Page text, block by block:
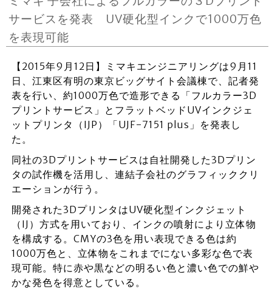
サービスを発表 UV硬化型インクで1000万色
を表現可能
【2015年9月12日】ミマキエンジニアリングは9月11
日、江東区有明の東京ビッグサイト会議棟で、記者発
表を行い、約1000万色で造形できる「フルカラー3D
プリントサービス」とフラットベッドUVインクジェ
ットプリンタ（IJP）「UJF-7151 plus」を発表し
た。
同社の3Dプリントサービスは自社開発した3Dプリン
タの試作機を活用し、連結子会社のグラフィッククリ
エーションが行う。
開発された3DプリンタはUV硬化型インクジェット
（IJ）方式を用いており、インクの噴射により立体物
を構成する。CMYの3色を用い表現できる色は約
1000万色と、立体物をこれまでにない多彩な色で表
現可能。特に赤や黒などの明るい色と濃い色での鮮や
かな発色を得意としている。